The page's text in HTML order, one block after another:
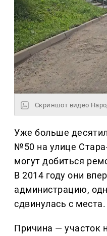
Скриншот видео
Уже больше
№50 на улице
могут добиться
В 2014 году они
администрацию,
сдвинулась с места.
Причина — участок